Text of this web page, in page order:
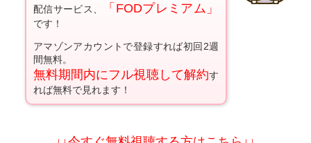
配信サービス、
「FODプレミアム」
です！
アマゾンアカウントで登録すれば初回2週
間無料。
無料期間内にフル視聴して解約す
れば無料で見れます！